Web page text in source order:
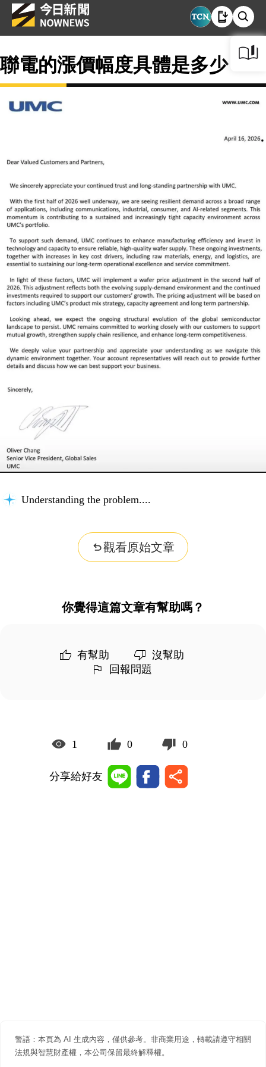
聯電的漲價幅度具體是多少？
Understanding the problem...
觀看原始文章
你覺得這篇文章有幫助嗎？
有幫助
沒幫助
回報問題
1 0 0
分享給好友
警語：本頁為 AI 生成內容，僅供參考。非商業用途，轉載請遵守相關
法規與智慧財產權，本公司保留最終解釋權。